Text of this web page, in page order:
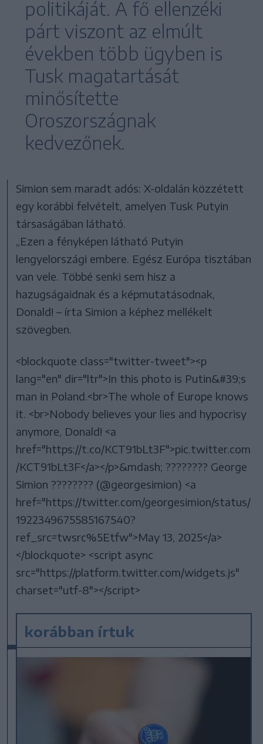
politikáját. A fő ellenzéki
párt viszont az elmúlt
években több ügyben is
Tusk magatartását
minősítette
Oroszországnak
kedvezőnek.
Simion sem maradt adós: X-oldalán közzétett
egy korábbi felvételt, amelyen Tusk Putyin
társaságában látható.
„Ezen a fényképen látható Putyin
lengyelországi embere. Egész Európa tisztában
van vele. Többé senki sem hisz a
hazugságaidnak és a képmutatásodnak,
Donald! – írta Simion a képhez mellékelt
szövegben.
<blockquote class="twitter-tweet"><p
lang="en" dir="ltr">In this photo is Putin&#39;s
man in Poland.<br>The whole of Europe knows
it. <br>Nobody believes your lies and hypocrisy
anymore, Donald! <a
href="https://t.co/KCT91bLt3F">pic.twitter.com
/KCT91bLt3F</a></p>&mdash; ???????? George
Simion ???????? (@georgesimion) <a
href="https://twitter.com/georgesimion/status/
1922349675585167540?
ref_src=twsrc%5Etfw">May 13, 2025</a>
</blockquote> <script async
src="https://platform.twitter.com/widgets.js"
charset="utf-8"></script>
korábban írtuk